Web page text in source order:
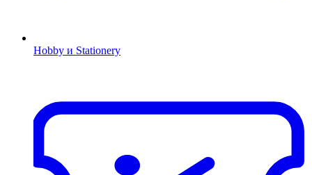
Hobby и Stationery